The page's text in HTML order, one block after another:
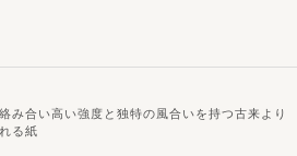
み合い高い強度と独特の風合いを持つ古来より
る紙